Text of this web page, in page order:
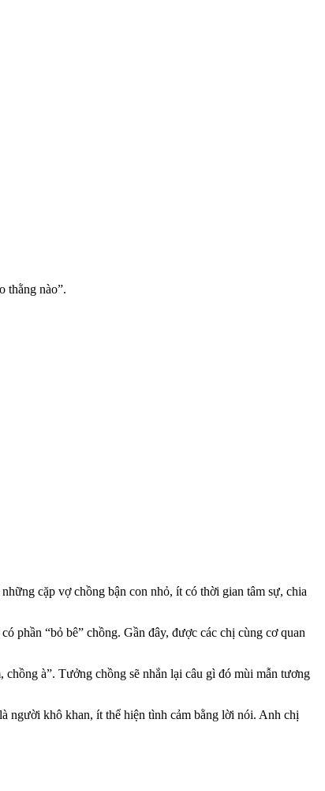
thằng nào”.
cặp vợ chồng bận con nhỏ, ít có thời gian tâm sự, chia
phần “bỏ bê” chồng. Gần đây, được các chị cùng cơ quan
à”. Tưởng chồng sẽ nhắn lại câu gì đó mùi mẫn tương
khô khan, ít thể hiện tình cảm bằng lời nói. Anh chị